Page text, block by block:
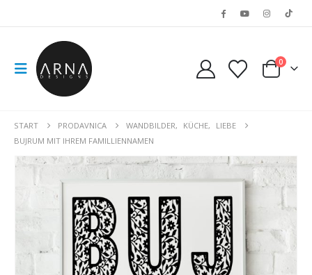
0
START PRODAVNICA WANDBILDER, KÜCHE,
LIEBE
BUJRUM MIT IHREM FAMILLIENNAMEN